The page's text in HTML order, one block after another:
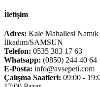
İletişim
Adres: Kale Mahallesi
İlkadım/SAMSUN
Telefon: 0535 383 17 63
Whatsapp: (0850) 244 40 64
E-Posta: info@avsepeti.com
Çalışma Saatleri: 09:00 -